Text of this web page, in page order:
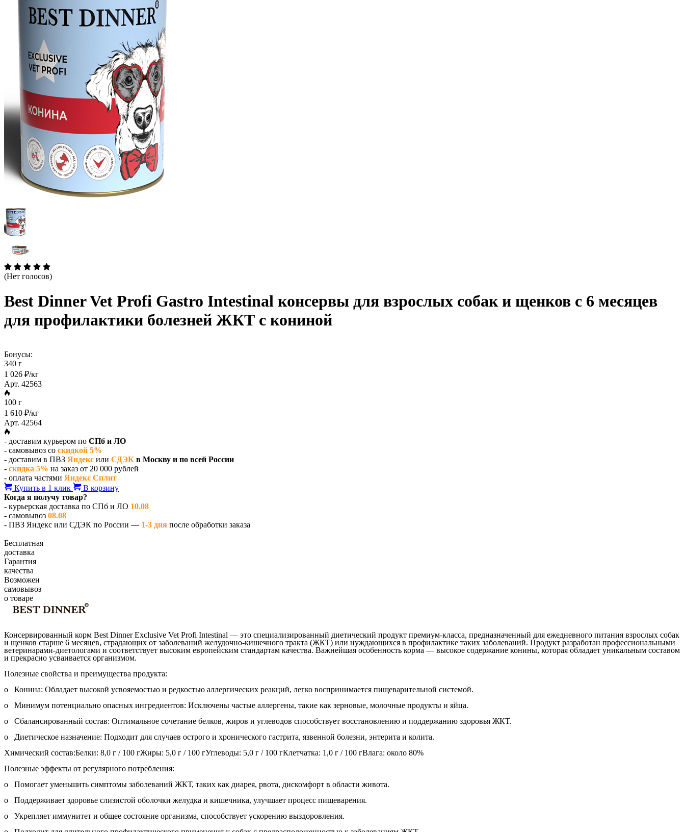
(Нет голосов)
Best Dinner Vet Profi Gastro Intestinal консервы для взрослых собак и щенков с 6 месяцев
для профилактики болезней ЖКТ с кониной
Бонусы:
340 г
1 026 ₽/кг
Арт. 42563
100 г
1 610 ₽/кг
Арт. 42564
- доставим курьером по СПб и ЛО
- самовывоз со скидкой 5%
- доставим в ПВЗ Яндекс или СДЭК в Москву и по всей России
- скидка 5% на заказ от 20 000 рублей
- оплата частями Яндекс Сплит
Купить в 1 клик
В корзину
Когда я получу товар?
- курьерская доставка по СПб и ЛО 10.08
- самовывоз 08.08
- ПВЗ Яндекс или СДЭК по России — 1-3 дня после обработки заказа
Бесплатная
доставка
Гарантия
качества
Возможен
самовывоз
о товаре
Консервированный корм Best Dinner Exclusive Vet Profi Intestinal — это специализированный диетический продукт премиум-класса, предназначенный для ежедневного питания взрослых собак
и щенков старше 6 месяцев, страдающих от заболеваний желудочно-кишечного тракта (ЖКТ) или нуждающихся в профилактике таких заболеваний. Продукт разработан профессиональными
ветеринарами-диетологами и соответствует высоким европейским стандартам качества. Важнейшая особенность корма — высокое содержание конины, которая обладает уникальным составом
и прекрасно усваивается организмом.
Полезные свойства и преимущества продукта:
o Конина: Обладает высокой усвояемостью и редкостью аллергических реакций, легко воспринимается пищеварительной системой.
o Минимум потенциально опасных ингредиентов: Исключены частые аллергены, такие как зерновые, молочные продукты и яйца.
o Сбалансированный состав: Оптимальное сочетание белков, жиров и углеводов способствует восстановлению и поддержанию здоровья ЖКТ.
o Диетическое назначение: Подходит для случаев острого и хронического гастрита, язвенной болезни, энтерита и колита.
Химический состав:Белки: 8,0 г / 100 гЖиры: 5,0 г / 100 гУглеводы: 5,0 г / 100 гКлетчатка: 1,0 г / 100 гВлага: около 80%
Полезные эффекты от регулярного потребления:
o Помогает уменьшить симптомы заболеваний ЖКТ, таких как диарея, рвота, дискомфорт в области живота.
o Поддерживает здоровье слизистой оболочки желудка и кишечника, улучшает процесс пищеварения.
o Укрепляет иммунитет и общее состояние организма, способствует ускорению выздоровления.